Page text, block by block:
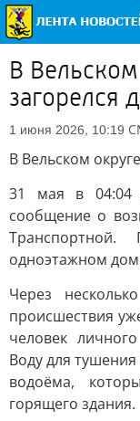
В
загорелся
1 июня 2026, 10:19
В Вельском
31 мая в 04:04
сообщение о
одноэтажном
Через
происшествия
человек
Воду для
водоёма,
горящего здания.